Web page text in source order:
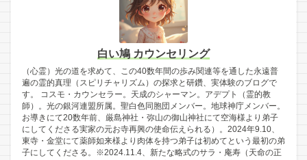
白い鳩 カウンセリング
（心霊）光の道を求めて、この40数年間の歩み関連等を通した永遠普
遍の霊的真理（スピリチャリズム）の探求と研鑽、実体験のブログで
す。 コスモ・カウンセラー。天成のシャーマン。アデプト（霊的教
師）。光の銀河連盟所属。聖白色同胞団メンバー。地球神庁メンバー。
お導きにて20数年前、厳島神社・弥山の御山神社にて空海様より弟子
にしてくださる実家の元お寺再興の使命伝えられる）。2024年9.10、
東寺・金堂にて薬師如来様より肉体を持つ弟子は初めてという最初の弟
子にしてくださる。※2024.11.4、新たな略式のサラ・庵寿（天命の正